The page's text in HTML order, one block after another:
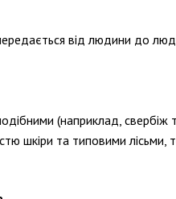
від людини до
(наприклад, свербіж
шкіри та типовими